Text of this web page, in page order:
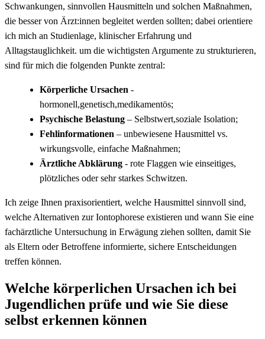
Schwankungen, sinnvollen Hausmitteln und ​solchen ‌Maßnahmen,
die besser ‍von Ärzt:innen begleitet werden sollten;⁣ dabei orientiere
ich mich ⁤an Studienlage, klinischer Erfahrung und
‌Alltagstauglichkeit. um die wichtigsten Argumente zu strukturieren,
sind für mich die folgenden ⁤Punkte zentral:
Körperliche Ursachen -⁤
hormonell,genetisch,medikamentös;
Psychische Belastung – ⁤Selbstwert,soziale Isolation;
Fehlinformationen – ‌unbewiesene Hausmittel vs.
wirkungsvolle, einfache Maßnahmen;
Ärztliche Abklärung ⁣- rote Flaggen wie einseitiges,
plötzliches oder⁢ sehr starkes Schwitzen.
Ich zeige Ihnen praxisorientiert, ​welche Hausmittel sinnvoll sind,‌
welche Alternativen zur Iontophorese existieren‍ und ​wann Sie eine
fachärztliche Untersuchung in Erwägung ziehen ‌sollten, damit Sie
als Eltern⁤ oder Betroffene informierte, sichere Entscheidungen
treffen können.
Welche körperlichen Ursachen ⁣ich‌ bei
Jugendlichen prüfe⁢ und​ wie Sie diese
⁢selbst erkennen⁢ können